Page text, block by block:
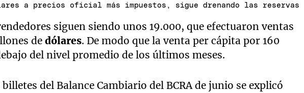
a precios oficial más impuestos, sigue drenando las reservas
siguen siendo unos 19.000, que efectuaron ventas
dedólares. De modo que la venta per cápita por 160
del nivel promedio de los últimos meses.
del Balance Cambiario del BCRA de junio se explicó